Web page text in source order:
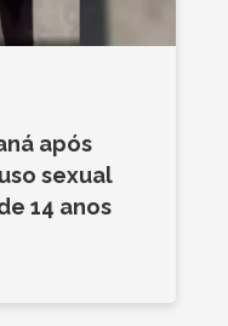
após
sexual
14 anos